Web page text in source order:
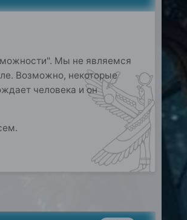
Мы не являемся
Возможно, некоторые
человека и он